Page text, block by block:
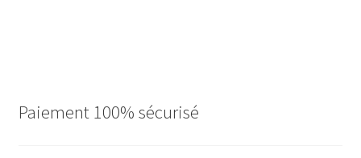
Paiement 100% sécurisé